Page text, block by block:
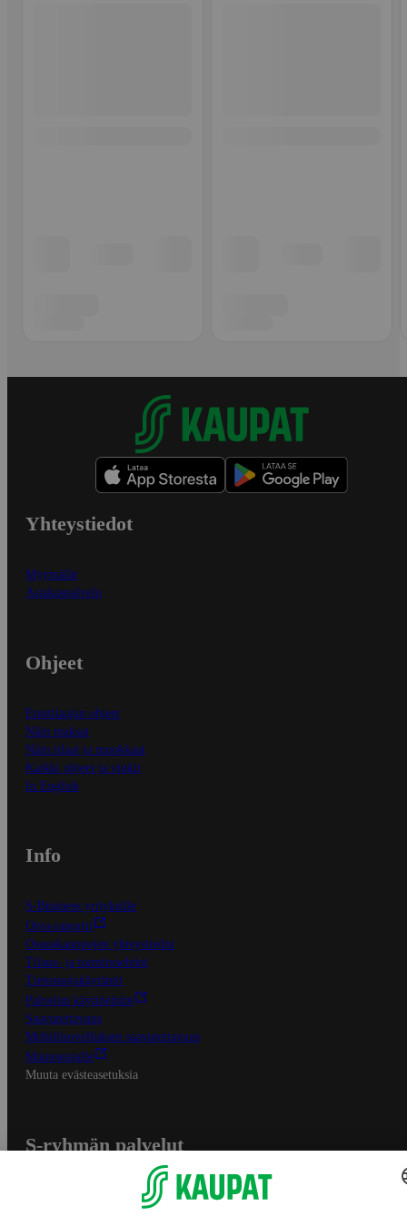
Yhteystiedot
Myymälät
Asiakaspalvelu
Ohjeet
Ensitilaajan ohjeet
Näin maksat
Näin tilaat ja muokkaat
Kaikki ohjeet ja vinkit
In English
Info
S-Business yrityksille
Oiva-raportit
Osuuskauppojen yhteystiedot
Tilaus- ja toimitusehdot
Tietosuojakäytäntö
Palvelun käyttöehdot
Saavutettavuus
Mobiilisovelluksen saavutettavuus
Mainostajalle
Muuta evästeasetuksia
S-ryhmän palvelut